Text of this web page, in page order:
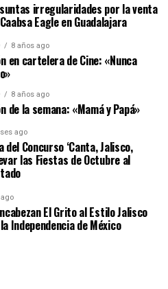
irregularidades por la venta
Eagle en Guadalajara
8 años ago
en cartelera de Cine: «Nunca
8 años ago
de la semana: «Mamá y Papá»
ago
Concurso ‘Canta, Jalisco,
las Fiestas de Octubre al
El Grito al Estilo Jalisco
Independencia de México